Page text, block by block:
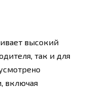
высокий
так и для
включая